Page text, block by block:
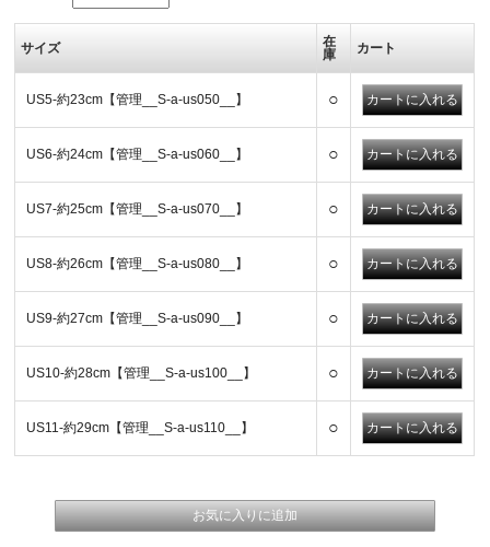
サイズ
在
庫
カート
US5-約23cm【管理__S-a-us050__】 ○
US6-約24cm【管理__S-a-us060__】 ○
US7-約25cm【管理__S-a-us070__】 ○
US8-約26cm【管理__S-a-us080__】 ○
US9-約27cm【管理__S-a-us090__】 ○
US10-約28cm【管理__S-a-us100__】 ○
US11-約29cm【管理__S-a-us110__】 ○